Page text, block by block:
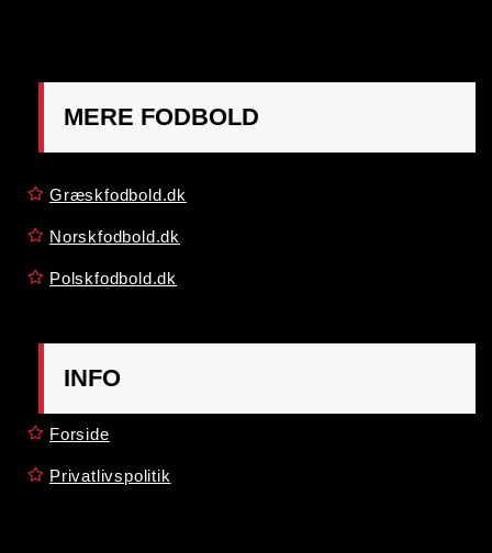
MERE FODBOLD
Græskfodbold.dk
Norskfodbold.dk
Polskfodbold.dk
INFO
Forside
Privatlivspolitik